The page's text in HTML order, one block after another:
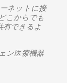
ネットに接
こからでも
有できるよ
ン医療機器